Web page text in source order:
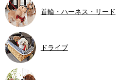
首輪・ハーネス・リード
ドライブ